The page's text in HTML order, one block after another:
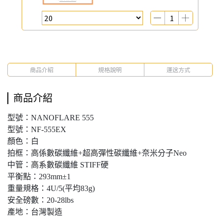
商品介紹 規格說明 運送方式
商品介紹
型號：NANOFLARE 555
型號：NF-555EX
顏色：白
拍框：高係數碳纖維+超高彈性碳纖維+奈米分子Neo
中管：高系數碳纖維 STIFF硬
平衡點：293mm±1
重量規格：4U/5(平均83g)
安全磅數：20-28lbs
產地：台灣製造